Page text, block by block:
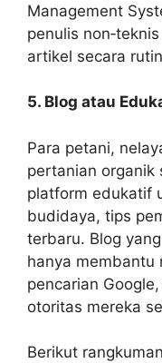
Management
penulis
artikel secara
5. Blog atau
Para petani,
pertanian organik
platform edukatif
budidaya, tips
terbaru. Blog
hanya membantu
pencarian
otoritas mereka
Berikut